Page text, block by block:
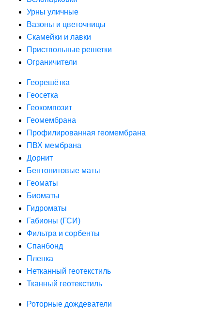
Урны уличные
Вазоны и цветочницы
Скамейки и лавки
Приствольные решетки
Ограничители
Георешётка
Геосетка
Геокомпозит
Геомембрана
Профилированная геомембрана
ПВХ мембрана
Дорнит
Бентонитовые маты
Геоматы
Биоматы
Гидроматы
Габионы (ГСИ)
Фильтра и сорбенты
Спанбонд
Пленка
Нетканный геотекстиль
Тканный геотекстиль
Роторные дождеватели